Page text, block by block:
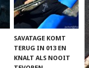
SAVATAGE KOMT
TERUG IN 013 EN
KNALT ALS NOOIT